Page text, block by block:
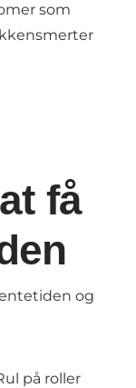
som
få
og
på roller